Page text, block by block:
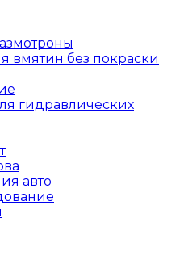
вмятин без покраски
гидравлических
авто